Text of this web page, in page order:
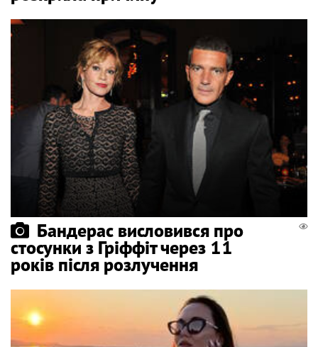
Бандерас висловився про
стосунки з Гріффіт через 11
років після розлучення